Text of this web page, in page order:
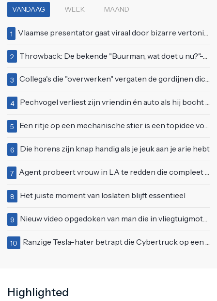
VANDAAG WEEK MAAND
1 Vlaamse presentator gaat viraal door bizarre vertoning op live televisie: "Helemaal stijf van de bloem"
2 Throwback: De bekende "Buurman, wat doet u nu?"-scène uit Flodder met Tatjana Šimić
3 Collega's die "overwerken" vergaten de gordijnen dicht te doen
4 Pechvogel verliest zijn vriendin én auto als hij bocht te scherp neemt
5 Een ritje op een mechanische stier is een topidee voor een eerste date
6 Die horens zijn knap handig als je jeuk aan je arie hebt
7 Agent probeert vrouw in LA te redden die compleet van het padje is
8 Het juiste moment van loslaten blijft essentieel
9 Nieuw video opgedoken van man die in vliegtuigmotor springt op vliegveld Milaan
10 Ranzige Tesla-hater betrapt die Cybertruck op een 'speciale bruine coating' trakteert
Highlighted